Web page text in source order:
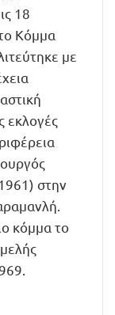
18
Κόμμα
με
εκλογές
στην
κόμμα το